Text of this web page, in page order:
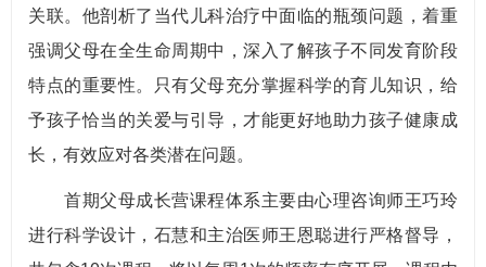
关联。他剖析了当代儿科治疗中面临的瓶颈问题，着重
强调父母在全生命周期中，深入了解孩子不同发育阶段
特点的重要性。只有父母充分掌握科学的育儿知识，给
予孩子恰当的关爱与引导，才能更好地助力孩子健康成
长，有效应对各类潜在问题。
首期父母成长营课程体系主要由心理咨询师王巧玲
进行科学设计，石慧和主治医师王恩聪进行严格督导，